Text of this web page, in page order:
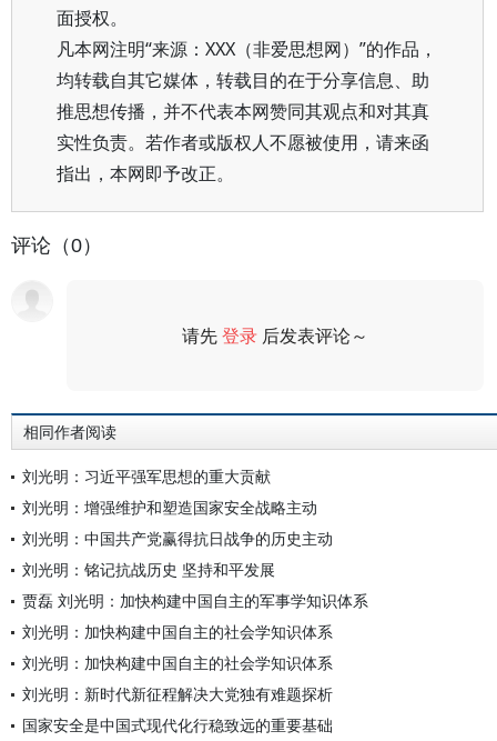
面授权。
凡本网注明“来源：XXX（非爱思想网）”的作品，
均转载自其它媒体，转载目的在于分享信息、助
推思想传播，并不代表本网赞同其观点和对其真
实性负责。若作者或版权人不愿被使用，请来函
指出，本网即予改正。
评论（0）
请先登录 后发表评论～
相同作者阅读
刘光明：习近平强军思想的重大贡献
刘光明：增强维护和塑造国家安全战略主动
刘光明：中国共产党赢得抗日战争的历史主动
刘光明：铭记抗战历史 坚持和平发展
贾磊 刘光明：加快构建中国自主的军事学知识体系
刘光明：加快构建中国自主的社会学知识体系
刘光明：加快构建中国自主的社会学知识体系
刘光明：新时代新征程解决大党独有难题探析
国家安全是中国式现代化行稳致远的重要基础